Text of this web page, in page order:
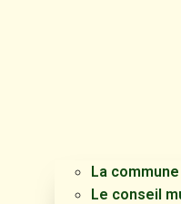
La
Le conseil